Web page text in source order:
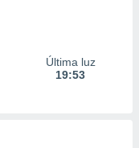
Última luz
19:53